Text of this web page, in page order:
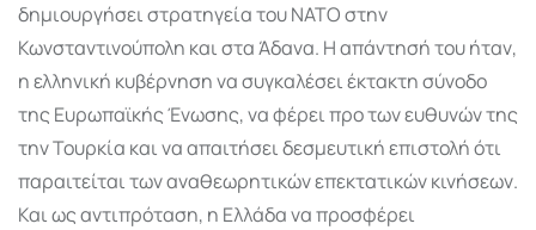
δημιουργήσει στρατηγεία του ΝΑΤΟ στην
Κωνσταντινούπολη και στα Άδανα. Η απάντησή του ήταν,
η ελληνική κυβέρνηση να συγκαλέσει έκτακτη σύνοδο
της Ευρωπαϊκής Ένωσης, να φέρει προ των ευθυνών της
την Τουρκία και να απαιτήσει δεσμευτική επιστολή ότι
παραιτείται των αναθεωρητικών επεκτατικών κινήσεων.
Και ως αντιπρόταση, η Ελλάδα να προσφέρει